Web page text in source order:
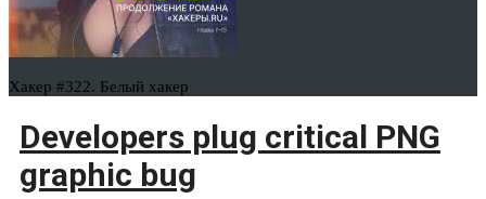
Хакер #322. Белый хакер
Developers plug critical PNG
graphic bug